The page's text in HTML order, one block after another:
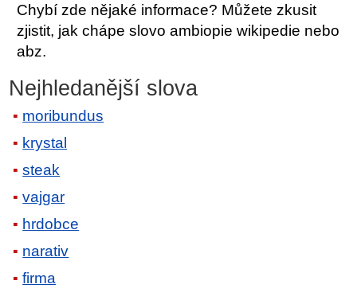
Chybí zde nějaké informace? Můžete zkusit
zjistit, jak chápe slovo ambiopie wikipedie nebo
abz.
Nejhledanější slova
moribundus
krystal
steak
vajgar
hrdobce
narativ
firma